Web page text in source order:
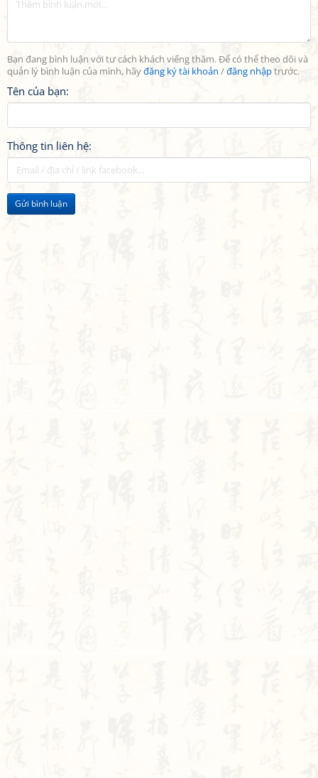
Bạn đang bình luận với tư cách khách viếng thăm. Để có thể theo dõi và
quản lý bình luận của mình, hãyđăng ký tài khoản /đăng nhậptrước.
Tên của bạn:
Thông tin liên hệ:
Gửi bình luận